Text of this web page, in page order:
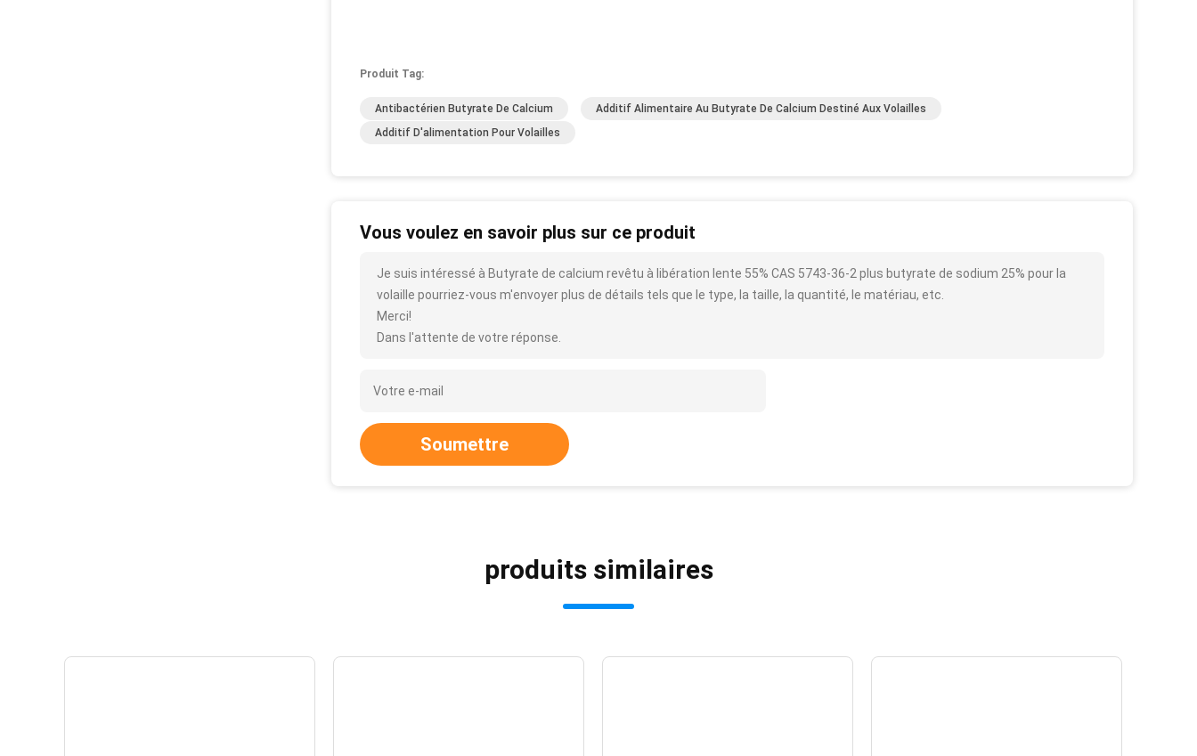
Produit Tag:
Antibactérien Butyrate De Calcium
Additif Alimentaire Au Butyrate De Calcium Destiné Aux Volailles
Additif D'alimentation Pour Volailles
Vous voulez en savoir plus sur ce produit
Je suis intéressé à Butyrate de calcium revêtu à libération lente 55% CAS 5743-36-2 plus butyrate de sodium 25% pour la
volaille pourriez-vous m'envoyer plus de détails tels que le type, la taille, la quantité, le matériau, etc.
Merci!
Dans l'attente de votre réponse.
Soumettre
produits similaires